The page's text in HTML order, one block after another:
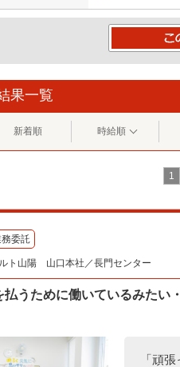
果一覧
新着順 時給順
1
委託
ト山陽 山口本社／長門センター
払うために働いているみた
「頑